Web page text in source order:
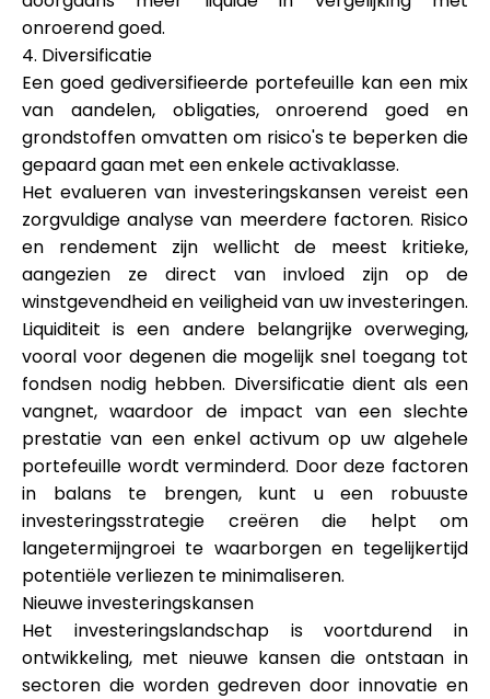
onroerend goed.
4. Diversificatie
Een goed gediversifieerde portefeuille kan een mix
van aandelen, obligaties, onroerend goed en
grondstoffen omvatten om risico's te beperken die
gepaard gaan met een enkele activaklasse.
Het evalueren van investeringskansen vereist een
zorgvuldige analyse van meerdere factoren. Risico
en rendement zijn wellicht de meest kritieke,
aangezien ze direct van invloed zijn op de
winstgevendheid en veiligheid van uw investeringen.
Liquiditeit is een andere belangrijke overweging,
vooral voor degenen die mogelijk snel toegang tot
fondsen nodig hebben. Diversificatie dient als een
vangnet, waardoor de impact van een slechte
prestatie van een enkel activum op uw algehele
portefeuille wordt verminderd. Door deze factoren
in balans te brengen, kunt u een robuuste
investeringsstrategie creëren die helpt om
langetermijngroei te waarborgen en tegelijkertijd
potentiële verliezen te minimaliseren.
Nieuwe investeringskansen
Het investeringslandschap is voortdurend in
ontwikkeling, met nieuwe kansen die ontstaan in
sectoren die worden gedreven door innovatie en